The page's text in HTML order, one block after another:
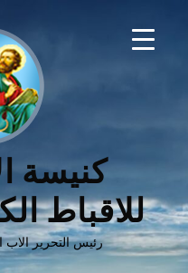
كنيسة
للاقباط
رئيس التحرير